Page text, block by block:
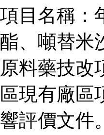
項目名稱：
酯、噸替米
原料藥技改
區現有廠區
響評價文件